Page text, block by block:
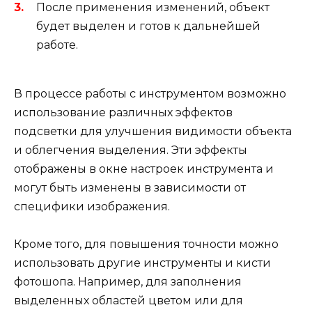
После применения изменений, объект
будет выделен и готов к дальнейшей
работе.
В процессе работы с инструментом возможно
использование различных эффектов
подсветки для улучшения видимости объекта
и облегчения выделения. Эти эффекты
отображены в окне настроек инструмента и
могут быть изменены в зависимости от
специфики изображения.
Кроме того, для повышения точности можно
использовать другие инструменты и кисти
фотошопа. Например, для заполнения
выделенных областей цветом или для